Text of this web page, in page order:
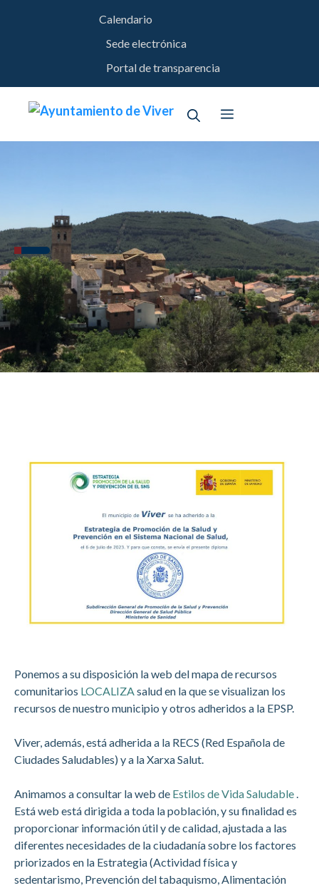
Calendario
Sede electrónica
Portal de transparencia
Menú
Ponemos a su disposición la web del mapa de recursos
comunitarios LOCALIZAsalud en la que se visualizan los
recursos de nuestro municipio y otros adheridos a la EPSP.
Viver, además, está adherida a la RECS (Red Española de
Ciudades Saludables) y a la Xarxa Salut.
Animamos a consultar la web de Estilos de Vida Saludable.
Está web está dirigida a toda la población, y su finalidad es
proporcionar información útil y de calidad, ajustada a las
diferentes necesidades de la ciudadanía sobre los factores
priorizados en la Estrategia (Actividad física y
sedentarismo, Prevención del tabaquismo, Alimentación